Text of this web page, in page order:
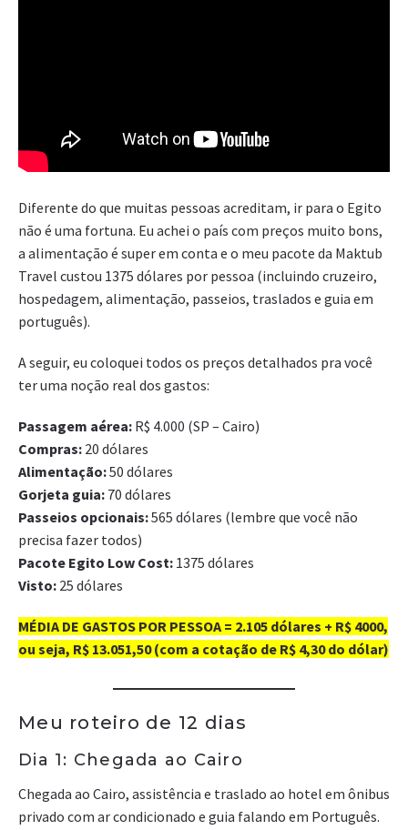
Diferente do que muitas pessoas acreditam, ir para o Egito
não é uma fortuna. Eu achei o país com preços muito bons,
a alimentação é super em conta e o meu pacote da Maktub
Travel custou 1375 dólares por pessoa (incluindo cruzeiro,
hospedagem, alimentação, passeios, traslados e guia em
português).
A seguir, eu coloquei todos os preços detalhados pra você
ter uma noção real dos gastos:
Passagem aérea: R$ 4.000 (SP – Cairo)
Compras: 20 dólares
Alimentação:50 dólares
Gorjeta guia: 70 dólares
Passeios opcionais:565 dólares (lembre que você não
precisa fazer todos)
Pacote Egito Low Cost: 1375 dólares
Visto: 25 dólares
MÉDIA DE GASTOS POR PESSOA = 2.105 dólares + R$ 4000,
ou seja, R$ 13.051,50 (com a cotação de R$ 4,30 do dólar)
Meu roteiro de 12 dias
Dia 1: Chegada ao Cairo
Chegada ao Cairo, assistência e traslado ao hotel em ônibus
privado com ar condicionado e guia falando em Português.